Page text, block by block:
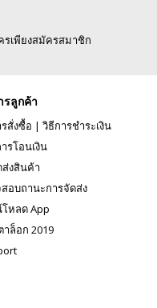
เพียงสมัครสมาชิก
รลูกค้า
สั่งซื้อ | วิธีการชำระเงิน
รโอนเงิน
งสินค้า
อบถานะการจัดส่ง
หลด App
ล็อก 2019